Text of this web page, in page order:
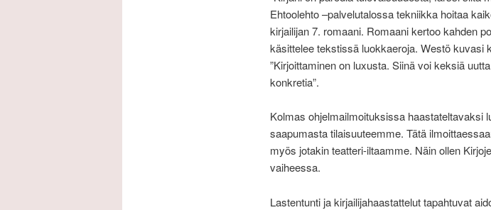
Ehtoolehto –palvelutalossa tekniikka hoitaa
kirjailijan 7. romaani. Romaani kertoo kahden
käsittelee tekstissä luokkaeroja. Westö kuvasi
”Kirjoittaminen on luxusta. Siinä voi keksiä
konkretia”.
Kolmas ohjelmailmoituksissa haastateltavaksi
saapumasta tilaisuuteemme. Tätä
myös jotakin teatteri-iltaamme. Näin ollen
vaiheessa.
Lastentunti ja kirjailijahaastattelut tapahtuvat